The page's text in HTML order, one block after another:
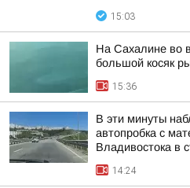
15:03
На Сахалине во
большой косяк
15:36
В эти минуты
автопробка с
Владивостока в
14:24